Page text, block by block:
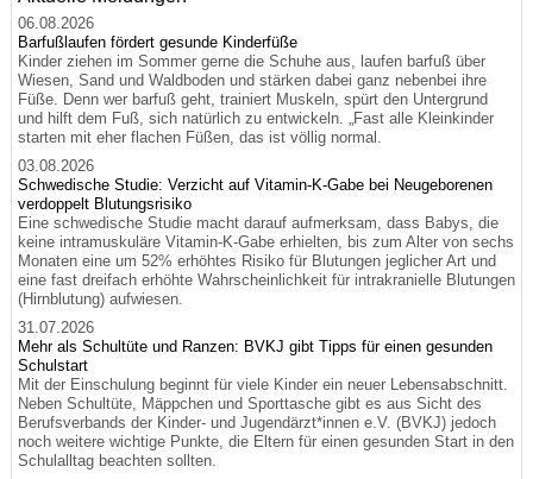
06.08.2026
Barfußlaufen fördert gesunde Kinderfüße
Kinder ziehen im Sommer gerne die Schuhe aus, laufen barfuß über
Wiesen, Sand und Waldboden und stärken dabei ganz nebenbei ihre
Füße. Denn wer barfuß geht, trainiert Muskeln, spürt den Untergrund
und hilft dem Fuß, sich natürlich zu entwickeln. „Fast alle Kleinkinder
starten mit eher flachen Füßen, das ist völlig normal.
03.08.2026
Schwedische Studie: Verzicht auf Vitamin-K-Gabe bei Neugeborenen
verdoppelt Blutungsrisiko
Eine schwedische Studie macht darauf aufmerksam, dass Babys, die
keine intramuskuläre Vitamin-K-Gabe erhielten, bis zum Alter von sechs
Monaten eine um 52% erhöhtes Risiko für Blutungen jeglicher Art und
eine fast dreifach erhöhte Wahrscheinlichkeit für intrakranielle Blutungen
(Hirnblutung) aufwiesen.
31.07.2026
Mehr als Schultüte und Ranzen: BVKJ gibt Tipps für einen gesunden
Schulstart
Mit der Einschulung beginnt für viele Kinder ein neuer Lebensabschnitt.
Neben Schultüte, Mäppchen und Sporttasche gibt es aus Sicht des
Berufsverbands der Kinder- und Jugendärzt*innen e.V. (BVKJ) jedoch
noch weitere wichtige Punkte, die Eltern für einen gesunden Start in den
Schulalltag beachten sollten.